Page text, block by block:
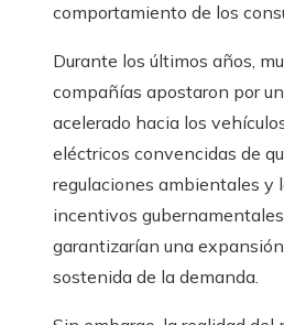
comportamiento de los
Durante los últimos años,
compañías apostaron por
acelerado hacia los
eléctricos convencidas de
regulaciones ambientales y
incentivos gubernamentales
garantizarían una expansión
sostenida de la demanda.